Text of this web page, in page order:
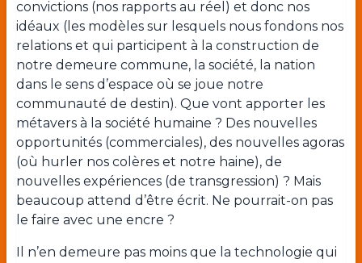
convictions (nos rapports au réel) et donc nos
idéaux (les modèles sur lesquels nous fondons nos
relations et qui participent à la construction de
notre demeure commune, la société, la nation
dans le sens d’espace où se joue notre
communauté de destin). Que vont apporter les
métavers à la société humaine ? Des nouvelles
opportunités (commerciales), des nouvelles agoras
(où hurler nos colères et notre haine), de
nouvelles expériences (de transgression) ? Mais
beaucoup attend d’être écrit. Ne pourrait-on pas
le faire avec une encre ?
Il n’en demeure pas moins que la technologie qui